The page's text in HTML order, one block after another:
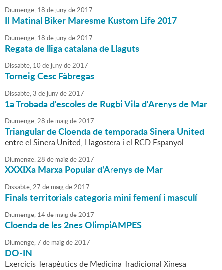
Diumenge, 18 de junyde2017
II Matinal Biker Maresme Kustom Life 2017
Diumenge, 18 de junyde2017
Regata de lliga catalana de Llaguts
Dissabte, 10 de junyde2017
Torneig Cesc Fàbregas
Dissabte,3 de junyde2017
1a Trobada d'escoles de Rugbi Vila d'Arenys de Mar
Diumenge,28 de maigde2017
Triangular de Cloenda de temporada Sinera United
entre el Sinera United, Llagostera i el RCD Espanyol
Diumenge,28 de maigde2017
XXXIXa Marxa Popular d'Arenys de Mar
Dissabte,27 de maigde2017
Finals territorials categoria mini femení i masculí
Diumenge, 14de maigde2017
Cloenda de les 2nes OlimpiAMPES
Diumenge,7 de maigde2017
DO-IN
Exercicis Terapèutics de Medicina Tradicional Xinesa